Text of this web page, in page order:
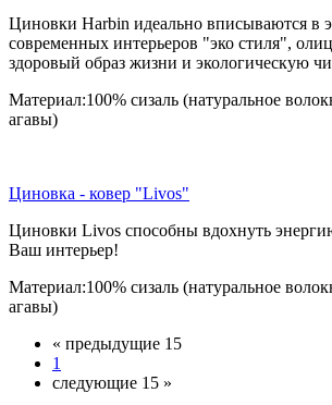
Циновки Harbin идеально вписываются в
современных интерьеров "эко стиля",
здоровый образ жизни и экологическую
Материал:100% сизаль (натуральное
агавы)
Циновка - ковер "Livos"
Циновки Livos способны вдохнуть
Ваш интерьер!
Материал:100% сизаль (натуральное
агавы)
« предыдущие 15
1
следующие 15 »